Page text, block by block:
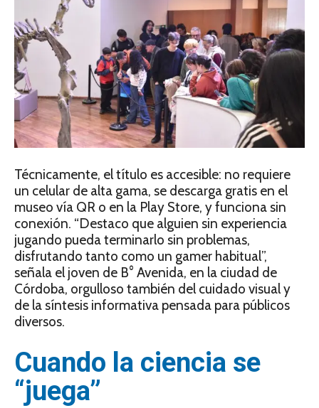
Técnicamente, el título es accesible: no requiere
un celular de alta gama, se descarga gratis en el
museo vía QR o en la Play Store, y funciona sin
conexión. “Destaco que alguien sin experiencia
jugando pueda terminarlo sin problemas,
disfrutando tanto como un gamer habitual”,
señala el joven de B° Avenida, en la ciudad de
Córdoba, orgulloso también del cuidado visual y
de la síntesis informativa pensada para públicos
diversos.
Cuando la ciencia se
“juega”